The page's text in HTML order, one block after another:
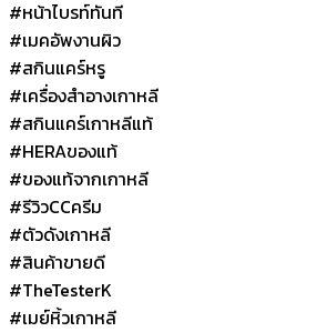
#หน้าไบรท์ทันที
#เมคอัพงานผิว
#สกินแคร์หรู
#เครื่องสำอางเกาหลี
#สกินแคร์เกาหลีแท้
#HERAของแท้
#ของแท้จากเกาหลี
#รีวิวCCครีม
#ตัวดังเกาหลี
#สินค้าขายดี
#TheTesterK
#เมย์หิ้วเกาหลี